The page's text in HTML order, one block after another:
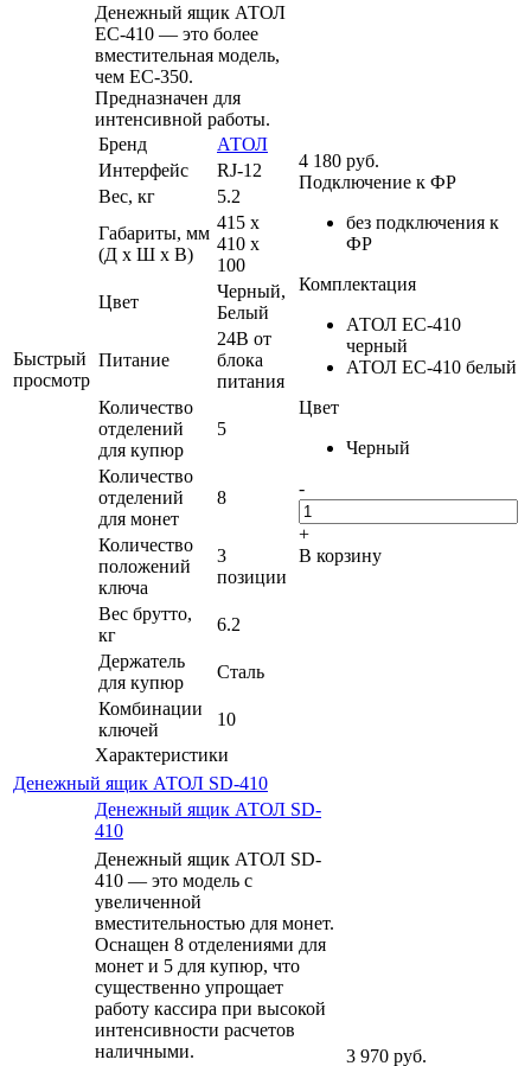
Быстрый
просмотр
Денежный ящик АТОЛ
EC-410 — это более
вместительная модель,
чем EC-350.
Предназначен для
интенсивной работы.
Бренд
АТОЛ
Интерфейс
RJ-12
Вес, кг
5.2
Габариты, мм
(Д x Ш x В)
415 x
410 x
100
Цвет
Черный,
Белый
Питание
24В от
блока
питания
Количество
отделений
для купюр
5
Количество
отделений
для монет
8
Количество
положений
ключа
3
позиции
Вес брутто,
кг
6.2
Держатель
для купюр
Сталь
Комбинации
ключей
10
Характеристики
4 180 руб.
Подключение к ФР
без подключения к
ФР
Комплектация
АТОЛ EC-410
черный
АТОЛ EC-410 белый
Цвет
Черный
-
+
В корзину
Денежный ящик АТОЛ SD-410
Денежный ящик АТОЛ SD-
410
Денежный ящик АТОЛ SD-
410 — это модель с
увеличенной
вместительностью для монет.
Оснащен 8 отделениями для
монет и 5 для купюр, что
существенно упрощает
работу кассира при высокой
интенсивности расчетов
наличными.
3 970 руб.